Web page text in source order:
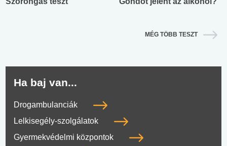
MÉG TÖBB TESZT
Ha baj van...
Drogambulanciák
Lelkisegély-szolgálatok
Gyermekvédelmi központok